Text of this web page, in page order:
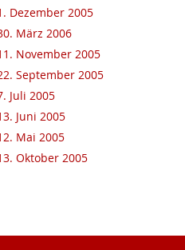
Dezember 2005
März 2006
November 2005
September 2005
Juli 2005
Juni 2005
Mai 2005
Oktober 2005